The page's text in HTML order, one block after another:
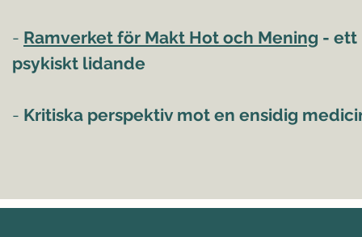
- Ramverket för Makt Hot och Mening - ett
psykiskt lidande
- Kritiska perspektiv mot en ensidig